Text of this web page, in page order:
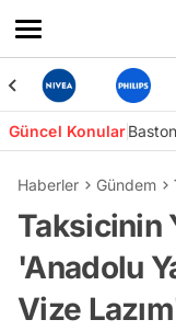
Güncel Konular
Haberler Gündem
Taksicinin
'Anadolu
Vize